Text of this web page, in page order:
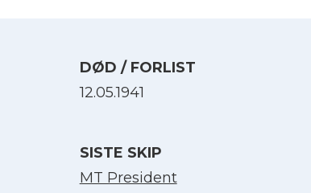
DØD / FORLIST
12.05.1941
SISTE SKIP
MT President
English